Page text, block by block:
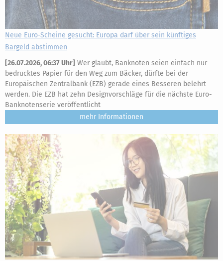
Neue Euro-Scheine gesucht: Europa darf über sein künftiges
Bargeld abstimmen
[26.07.2026, 06:37 Uhr] Wer glaubt, Banknoten seien einfach nur
bedrucktes Papier für den Weg zum Bäcker, dürfte bei der
Europäischen Zentralbank (EZB) gerade eines Besseren belehrt
werden. Die EZB hat zehn Designvorschläge für die nächste Euro-
Banknotenserie veröffentlicht
mehr